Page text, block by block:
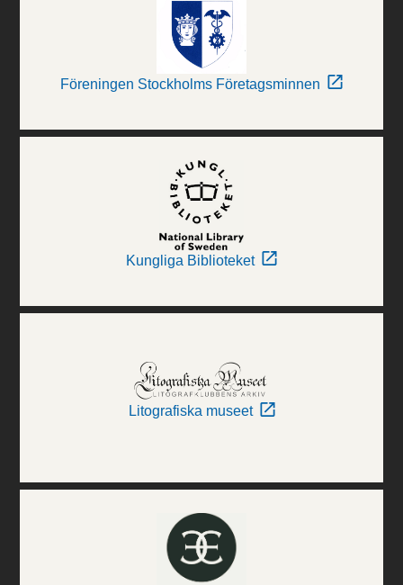
Föreningen Stockholms Företagsminnen
Kungliga Biblioteket
Litografiska museet